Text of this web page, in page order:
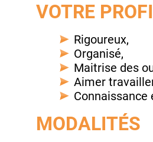
VOTRE
Rigoureux,
Organisé,
Maitrise des
Aimer
MODALITÉS